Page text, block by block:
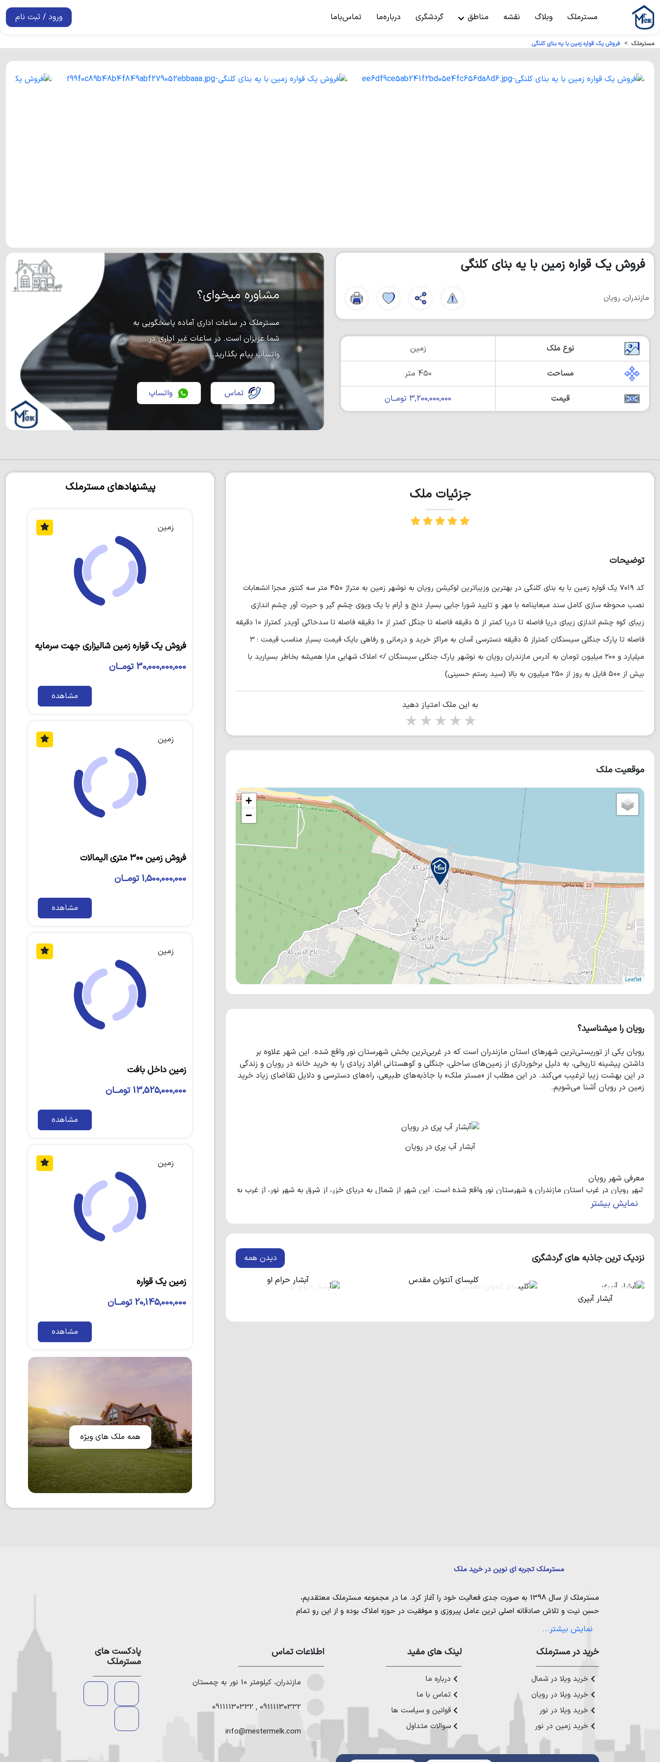
مسترملک وبلاگ نقشه مناطق گردشگری درباره‌ما تماس‌باما ورود / ثبت نام
مسترملک فروش یک قواره زمین با یه بنای کلنگی
فروش یک قواره زمین با یه بنای کلنگی
مازندران, رویان
نوع ملک زمین
مساحت 450 متر
قیمت 3,200,000,000 تومــان
مشاوره میخوای؟
مسترملک در ساعات اداری آماده پاسخگویی به
شما عزیزان است. در ساعات غیر اداری در
واتساپ پیام بگذارید.
تماس واتساپ
جزئیات ملک
توضیحات
کد ۷۰۱۹ یک قواره زمین با یه بنای کلنگی در بهترین وزیباترین لوکیشن رویان به نوشهر زمین به متراژ ۴۵۰ متر سه کنتور مجزا انشعابات
نصب محوطه سازی کامل سند مبعاینامه با مهر و تایید شورا جایی بسیار دنج و آرام با یک ویوی چشم گیر و حیرت آور چشم اندازی
زیبای کوه چشم اندازی زیبای دریا فاصله تا دریا کمتر از ۵ دقیقه فاصله تا جنگل کمتر از ۱۰ دقیقه فاصله تا سدخاکی آویدر کمتراز ۱۰ دقیقه
فاصله تا پارک جنگلی سیسنگان کمتراز ۵ دقیقه دسترسی آسان به مراکز خرید و درمانی و رفاهی بایک قیمت بسیار مناسب قیمت : ۳
میلیارد و ۲۰۰ میلیون تومان به آدرس مازندران رویان به نوشهر پارک جنگلی سیسنگان /> املاک شهابی مارا همیشه بخاطر بسپارید با
بیش از ۵۰۰ فایل به روز از ۲۵۰ میلیون به بالا (سید رستم حسینی)
به این ملک امتیاز دهید
5 stars
4 stars
3 stars
2 stars
موقعیت ملک
+
−
Leaflet
رویان را میشناسید؟
رویان یکی از توریستی‌ترین شهرهای استان مازندران است که در غربی‌ترین بخش شهرستان نور واقع شده. این شهر علاوه بر
داشتن پیشینه تاریخی، به دلیل برخورداری از زمین‌های ساحلی، جنگلی و کوهستانی افراد زیادی را به خرید خانه در رویان و زندگی
در این بهشت زیبا ترغیب می‌کند. در این مطلب از «مستر ملک» با جاذبه‌های طبیعی، راه‌های دسترسی و دلایل تقاضای زیاد خرید
زمین در رویان آشنا می‌شویم.
آبشار آب پری در رویان
معرفی شهر رویان
شهر رویان در غرب استان مازندران و شهرستان نور واقع شده است. این شهر از شمال به دریای خزر، از شرق به شهر نور، از غرب به
جاذبه‌های طبیعی و اماکن دیدنی شهر رویان
شهر رویان به دلیل برخورداری از سواحل زیبا، پوشش جنگلی و ناحیه کوهستانی، یکی از پربازدیدترین مناطق شمال کشور محسوب
می‌شود. پارک جنگلی رویان با مساحت 205 هکتار و امکانات رفاهی متعدد، در ابتدای مسیر کوهستانی قرار دارد. به دلیل وجود
پلاژهای مردانه و زنانه و ویلاهای خوش‌ساخت زیادی که در نزدیکی دریا واقع شده است، در ایام تعطیل سواحل رویان از شلوغ‌ترین
تماشایی هستند که در نزدیکی شهر رویان واقع شده‌اند.
نمایش بیشتر
نزدیک ترین جاذبه های گردشگری دیدن همه
آبشار آبپری
کلیسای آنتوان مقدس آبشار حرام او
پیشنهادهای مسترملک
زمین
فروش یک قواره زمین شالیزاری جهت سرمایه‌
30,000,000,000 تومــان
مشاهده
زمین
فروش زمین ۳۰۰ متری الیمالات
1,500,000,000 تومــان
مشاهده
زمین
زمین داخل بافت
13,525,000,000 تومــان
مشاهده
زمین
زمین یک قواره
20,145,000,000 تومــان
مشاهده
همه ملک های ویژه
مسترملک تجربه ای نوین در خرید ملک
مسترملک از سال 1398 به صورت جدی فعالیت خود را آغاز کرد. ما در مجموعه مسترملک معتقدیم،
حسن نیت و تلاش صادقانه اصلی ترین عامل پیروزی و موفقیت در حوزه املاک بوده و از این رو تمام
مساعی خویش را به کار میگیریم تا بتوانیم با صداقت کامل بهترین ها را برای مشتریانمان به ارمغان
ملک در شمال،خرید زمین در نور خرید زمین در چمستان،خرید زمین در نوشهر
خرید زمین در
رویان،خرید زمین در محمودآباد خرید ویلا در شمال،خرید ویلا در نور
خرید ویلا در
چمستان ،خرید ویلا در نوشهر خرید ویلا در محمودآبادو
عزیز خدمت کنیم.
نمایش بیشتر...
خرید در مستر‌ملک
خرید ویلا در شمال
خرید ویلا در رویان
خرید ویلا در نور
خرید زمین در نور
لینک های مفید
درباره ما
تماس با ما
قوانین و سیاست ها
سوالات متداول
اطلاعات تماس
مازندران، کیلومتر 10 نور به چمستان
09111130332
,
09111130332
info@mestermelk.com
پادکست های
مسترملک